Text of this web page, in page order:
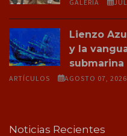
GALERÍA
Lienzo
y la
submarina
ARTÍCULOS AGOSTO 07, 2026
Noticias Recientes